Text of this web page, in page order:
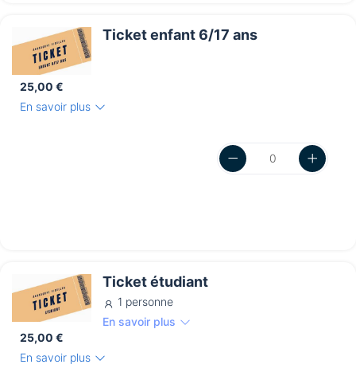
Ticket enfant 6/17 ans
25,00 €
En savoir plus
Ticket étudiant
1 personne
En savoir plus
25,00 €
En savoir plus